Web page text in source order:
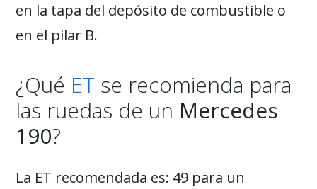
en la tapa del depósito de combustible o
en el pilar B.
¿Qué ET se recomienda para
las ruedas de un Mercedes
190?
La ET recomendada es: 49 para un